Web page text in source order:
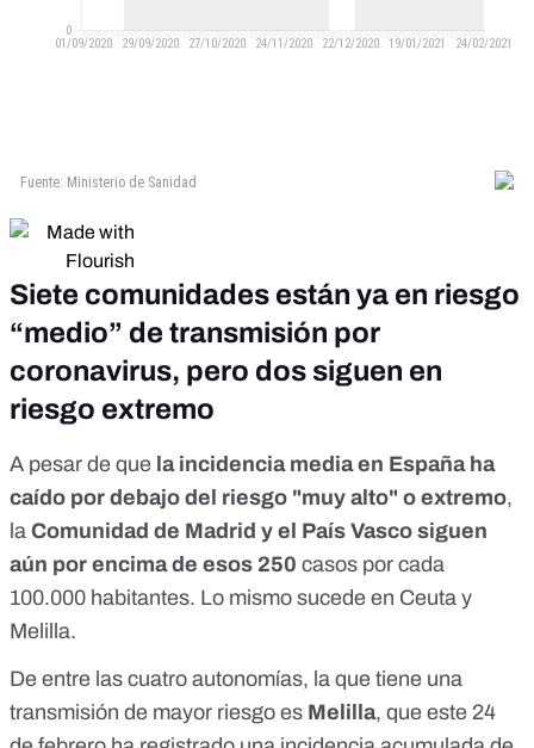
Siete comunidades están ya en riesgo
“medio” de transmisión por
coronavirus, pero dos siguen en
riesgo extremo
A pesar de que la incidencia media en España ha
caído por debajo del riesgo "muy alto" o extremo,
la Comunidad de Madrid y el País Vasco siguen
aún por encima de esos 250 casos por cada
100.000 habitantes. Lo mismo sucede en Ceuta y
Melilla.
De entre las cuatro autonomías, la que tiene una
transmisión de mayor riesgo es Melilla, que este 24